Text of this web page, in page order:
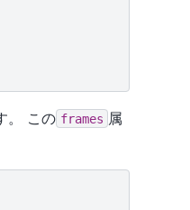
。 この frames 属